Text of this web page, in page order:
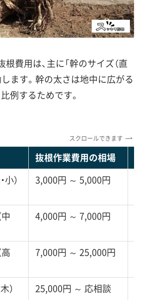
費用は、主に「幹のサイズ（直
します。幹の太さは地中に広がる
例するためです。
スクロールできます
抜根作業費用の相場
小） 3,000円 ～ 5,000円
中
4,000円 ～ 7,000円
高
7,000円 ～ 25,000円
） 25,000円 ～ 応相談